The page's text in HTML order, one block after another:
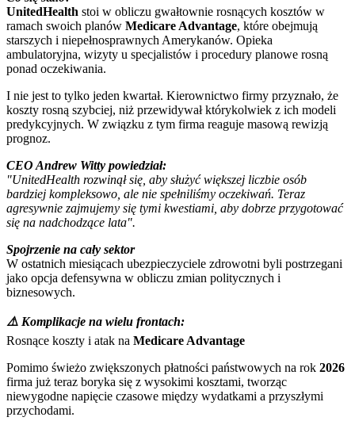
UnitedHealth stoi w obliczu gwałtownie rosnących kosztów w
ramach swoich planów Medicare Advantage, które obejmują
starszych i niepełnosprawnych Amerykanów. Opieka
ambulatoryjna, wizyty u specjalistów i procedury planowe rosną
ponad oczekiwania.
I nie jest to tylko jeden kwartał. Kierownictwo firmy przyznało, że
koszty rosną szybciej, niż przewidywał którykolwiek z ich modeli
predykcyjnych. W związku z tym firma reaguje masową rewizją
prognoz.
CEO Andrew Witty powiedział:
"UnitedHealth rozwinął się, aby służyć większej liczbie osób
bardziej kompleksowo, ale nie spełniliśmy oczekiwań. Teraz
agresywnie zajmujemy się tymi kwestiami, aby dobrze przygotować
się na nadchodzące lata".
Spojrzenie na cały sektor
W ostatnich miesiącach ubezpieczyciele zdrowotni byli postrzegani
jako opcja defensywna w obliczu zmian politycznych i
biznesowych.
⚠️ Komplikacje na wielu frontach:
Rosnące koszty i atak na Medicare Advantage
Pomimo świeżo zwiększonych płatności państwowych na rok 2026
firma już teraz boryka się z wysokimi kosztami, tworząc
niewygodne napięcie czasowe między wydatkami a przyszłymi
przychodami.